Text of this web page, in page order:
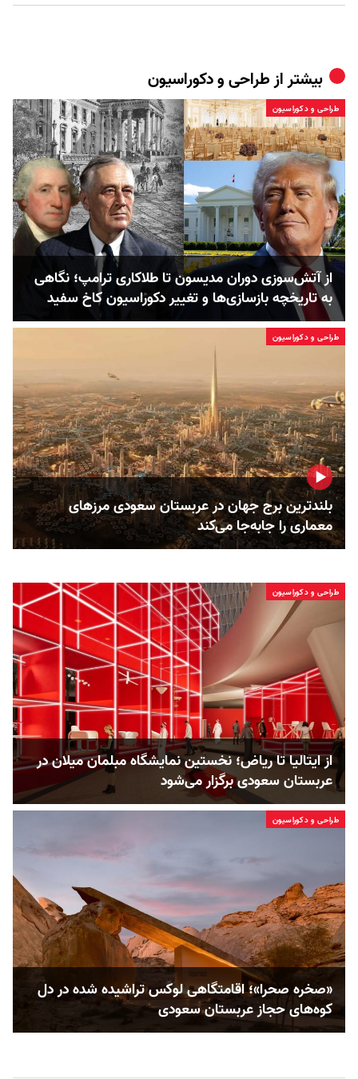
بیشتر ازطراحی و دکوراسیون
طراحی و دکوراسیون
از آتش‌سوزی دوران مدیسون تا طلاکاری ترامپ؛ نگاهی
به تاریخچه‌ بازسازی‌ها و تغییر دکوراسیون کاخ سفید
طراحی و دکوراسیون
بلندترین برج جهان در عربستان سعودی مرزهای
معماری را جابه‌جا می‌کند
طراحی و دکوراسیون
از ایتالیا تا ریاض؛ نخستین نمایشگاه مبلمان میلان در
عربستان سعودی برگزار می‌شود
طراحی و دکوراسیون
«صخره صحرا»؛ اقامتگاهی لوکس تراشیده شده در دل
کوه‌های حجاز عربستان سعودی